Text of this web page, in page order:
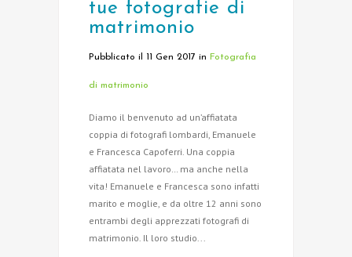
tue fotografie di
matrimonio
Pubblicato il 11 Gen 2017 in Fotografia
di matrimonio
Diamo il benvenuto ad un’affiatata
coppia di fotografi lombardi, Emanuele
e Francesca Capoferri. Una coppia
affiatata nel lavoro… ma anche nella
vita! Emanuele e Francesca sono infatti
marito e moglie, e da oltre 12 anni sono
entrambi degli apprezzati fotografi di
matrimonio. Il loro studio...